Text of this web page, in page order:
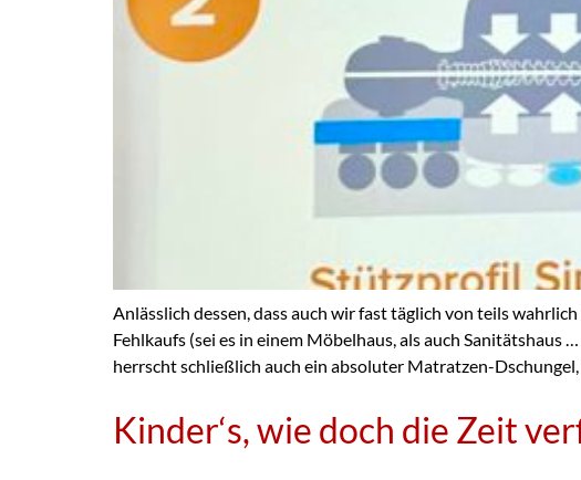
Anlässlich dessen, dass auch wir fast täglich von teils
Fehlkaufs (sei es in einem Möbelhaus, als auch
herrscht schließlich auch ein absoluter Matratzen-
Kinder‘s, wie doch die Zeit